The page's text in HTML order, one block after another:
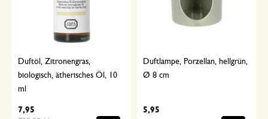
Duftöl, Zitronengras,
biologisch, ätherisches Öl, 10
ml
7,95
Duftlampe, Porzellan, hellgrün,
Ø 8 cm
5,95